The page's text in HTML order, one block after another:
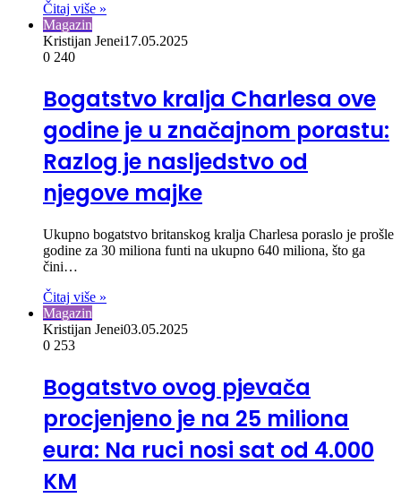
Čitaj više »
Magazin
Kristijan Jenei17.05.2025
0 240
Bogatstvo kralja Charlesa ove
godine je u značajnom porastu:
Razlog je nasljedstvo od
njegove majke
Ukupno bogatstvo britanskog kralja Charlesa poraslo je prošle
godine za 30 miliona funti na ukupno 640 miliona, što ga
čini…
Čitaj više »
Magazin
Kristijan Jenei03.05.2025
0 253
Bogatstvo ovog pjevača
procjenjeno je na 25 miliona
eura: Na ruci nosi sat od 4.000
KM